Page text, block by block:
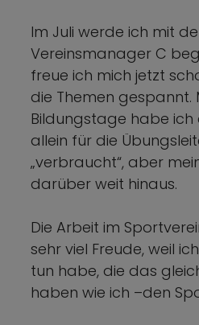
Im Juli werde ich mit
Vereinsmanager C
freue ich mich jetzt
die Themen gespannt.
Bildungstage habe ich
allein für die
„verbraucht“, aber
darüber weit hinaus.
Die Arbeit im
sehr viel Freude, weil
tun habe, die das
haben wie ich –den